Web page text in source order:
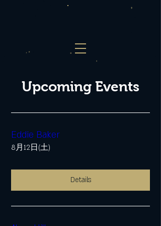
Upcoming Events
Eddie Baker
8月12日(土)
Details